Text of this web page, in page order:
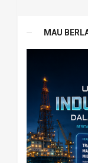
MAU